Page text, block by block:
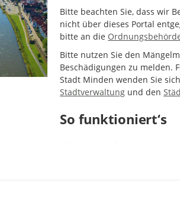
Bitte beachten Sie, dass wir
nicht über dieses Portal
bitte an die
Bitte nutzen Sie den
Beschädigungen zu melden.
Stadt Minden wenden Sie
Stadtverwaltung und den
So funktioniert‘s
oder durch Verwendung
zusätzliche Meldung.
Wählen Sie dann die